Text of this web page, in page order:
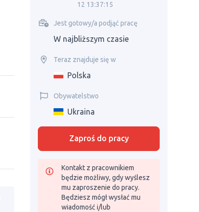
12 13:37:15
Jest gotowy/a podjąć pracę
W najbliższym czasie
Teraz znajduje się w
Polska
Obywatelstwo
Ukraina
Zaproś do pracy
Kontakt z pracownikiem
będzie możliwy, gdy wyślesz
mu zaproszenie do pracy.
Będziesz mógł wysłać mu
wiadomość i/lub